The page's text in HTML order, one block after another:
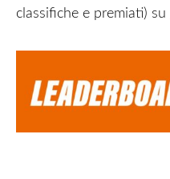
classifiche e premiati) su